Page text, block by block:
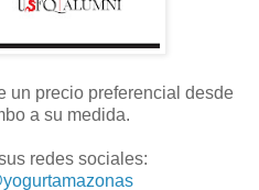
un precio preferencial desde
a su medida.
redes sociales:
yogurtamazonas